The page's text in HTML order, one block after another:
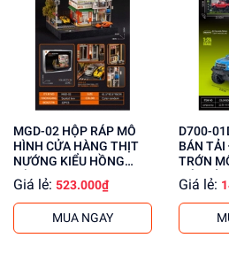
Phát triển tư duy, sáng tạo
Rèn luyện kỹ năng giải
Tăng cường khả năng phối
Mua ngay đồ chơi lắp ráp tại
tôi cung cấp giá sỉ cho khách
thêm thông tin!
MGD-02 HỘP RÁP MÔ
HÌNH CỬA HÀNG THỊT
NƯỚNG KIỂU HỒNG
KÔNG
Giá lẻ: 523.000₫
MUA NGAY
D700-01D HỘP XE
BÁN TẢI
TRỚN
NÚT ĐÈN
Giá lẻ: